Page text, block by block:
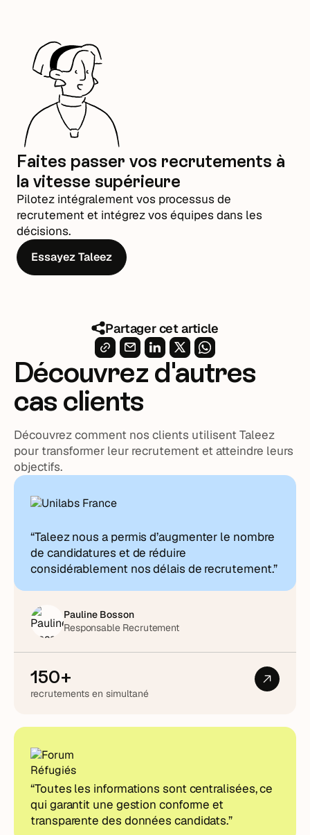
Partager cet article
Faites passer vos recrutements à
la vitesse supérieure
Pilotez intégralement vos processus de
recrutement et intégrez vos équipes dans les
décisions.
Essayez Taleez
Découvrez d'autres
cas clients
Découvrez comment nos clients utilisent Taleez
pour transformer leur recrutement et atteindre leurs
objectifs.
“Taleez nous a permis d’augmenter le nombre
de candidatures et de réduire
considérablement nos délais de recrutement.”
Pauline Bosson
Responsable Recrutement
150+
recrutements en simultané
“Toutes les informations sont centralisées, ce
qui garantit une gestion conforme et
transparente des données candidats.”